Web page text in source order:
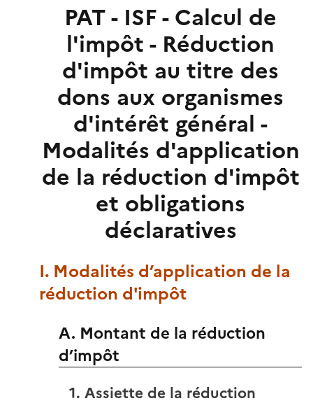
PAT - ISF - Calcul de
l'impôt - Réduction
d'impôt au titre des
dons aux organismes
d'intérêt général -
Modalités d'application
de la réduction d'impôt
et obligations
déclaratives
I. Modalités d’application de la
réduction d'impôt
A. Montant de la réduction
d’impôt
1. Assiette de la réduction